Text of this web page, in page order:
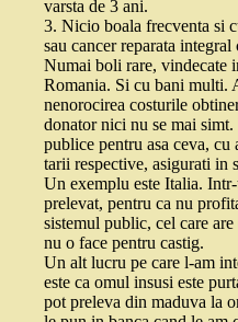
varsta de 3 ani.
3. Nicio boala frecventa si
sau cancer reparata
Numai boli rare, vindecate
Romania. Si cu bani multi.
nenorocirea costurile
donator nici nu se mai
publice pentru asa ceva, cu
tarii respective, asigurati in
Un exemplu este Italia.
prelevat, pentru ca nu
sistemul public, cel care
nu o face pentru castig.
Un alt lucru pe care l-am
este ca omul insusi este
pot preleva din maduva la